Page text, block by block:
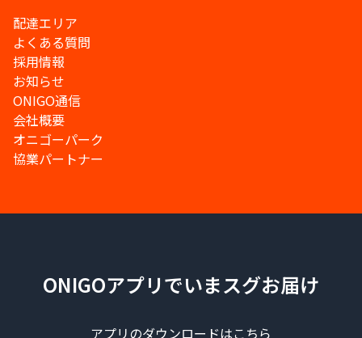
配達エリア
よくある質問
採用情報
お知らせ
ONIGO通信
会社概要
オニゴーパーク
協業パートナー
ONIGOアプリでいまスグお届け
アプリのダウンロードはこちら